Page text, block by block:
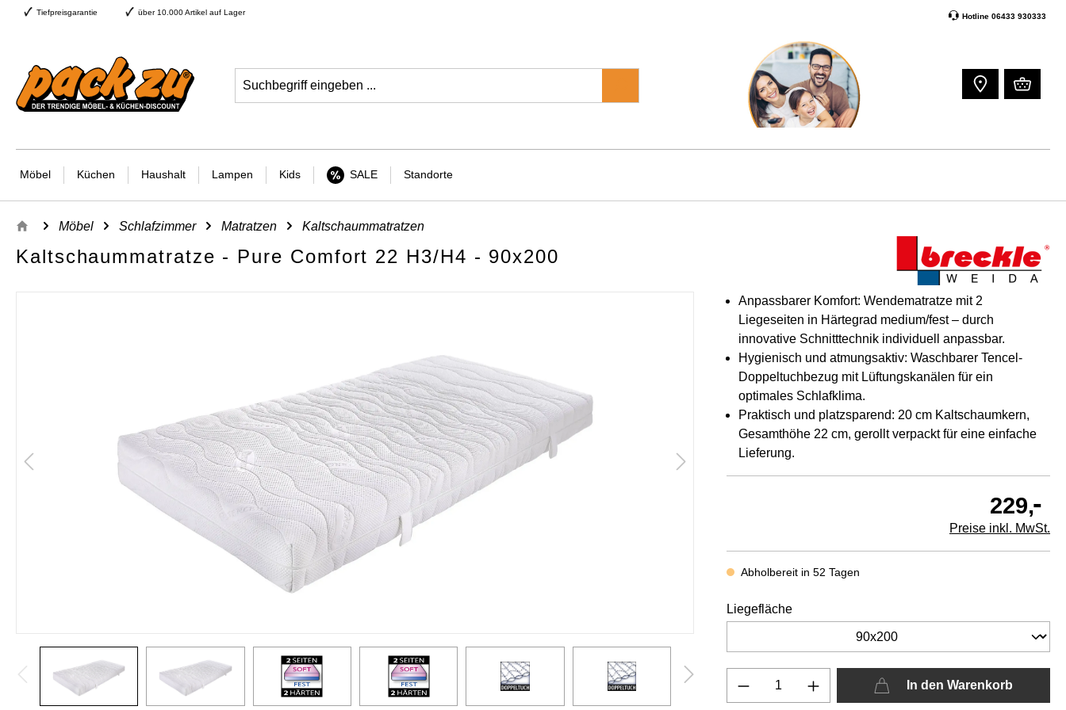
Tiefpreisgarantie über 10.000 Artikel auf Lager Hotline 06433 930333
Möbel Küchen Haushalt Lampen Kids SALE Standorte
Möbel Schlafzimmer Matratzen Kaltschaummatratzen
Kaltschaummatratze - Pure Comfort 22 H3/H4 - 90x200
Anpassbarer Komfort: Wendematratze mit 2
Liegeseiten in Härtegrad medium/fest – durch
innovative Schnitttechnik individuell anpassbar.
Hygienisch und atmungsaktiv: Waschbarer Tencel-
Doppeltuchbezug mit Lüftungskanälen für ein
optimales Schlafklima.
Praktisch und platzsparend: 20 cm Kaltschaumkern,
Gesamthöhe 22 cm, gerollt verpackt für eine einfache
Lieferung.
229,
-
Preise inkl. MwSt.
Abholbereit in 52 Tagen
Liegefläche
In den Warenkorb